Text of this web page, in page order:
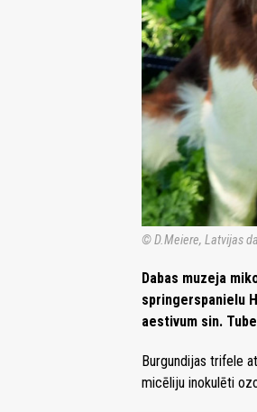
© D.Meiere, Latvijas
Dabas muzeja
springerspanielu
aestivum sin.
Burgundijas trifele
micēliju inokulēti